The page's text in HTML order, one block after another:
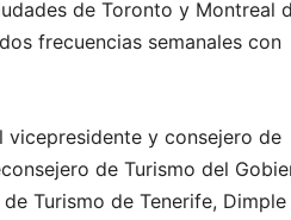
de Toronto y Montreal
frecuencias semanales con
y consejero de
de Turismo del
Turismo de Tenerife, Dimple